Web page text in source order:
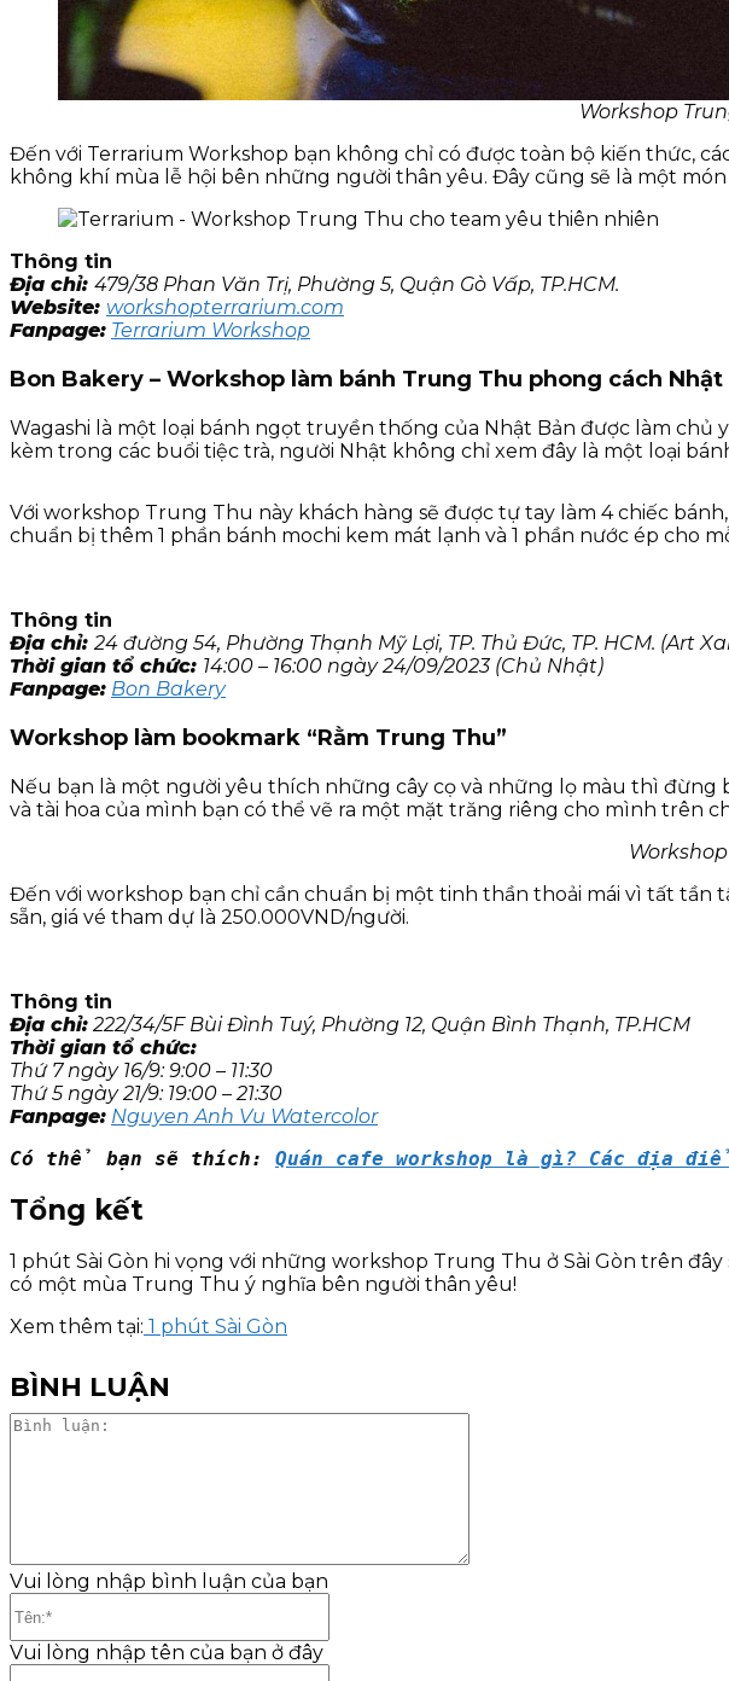
Workshop
Đến với Terrarium Workshop bạn không chỉ có được toàn bộ kiến thức,
không khí mùa lễ hội bên những người thân yêu. Đây cũng sẽ là một
Thông tin
Địa chỉ: 479/38 Phan Văn Trị, Phường 5, Quận Gò Vấp, TP.HCM.
Website: workshopterrarium.com
Fanpage: Terrarium Workshop
Bon Bakery – Workshop làm bánh Trung Thu phong cách Nhật
Wagashi là một loại bánh ngọt truyền thống của Nhật Bản được làm
kèm trong các buổi tiệc trà, người Nhật không chỉ xem đây là một loại
Với workshop Trung Thu này khách hàng sẽ được tự tay làm 4 chiếc
chuẩn bị thêm 1 phần bánh mochi kem mát lạnh và 1 phần nước ép cho
Thông tin
Địa chỉ:24 đường 54, Phường Thạnh Mỹ Lợi, TP. Thủ Đức, TP. HCM. (Art
Thời gian tổ chức: 14:00 – 16:00 ngày 24/09/2023 (Chủ Nhật)
Fanpage: Bon Bakery
Workshop làm bookmark “Rằm Trung Thu”
Nếu bạn là một người yêu thích những cây cọ và những lọ màu thì đừng
và tài hoa của mình bạn có thể vẽ ra một mặt trăng riêng cho mình trên
Đến với workshop bạn chỉ cần chuẩn bị một tinh thần thoải mái vì tất
sẵn, giá vé tham dự là 250.000VND/người.
Thông tin
Địa chỉ:222/34/5F Bùi Đình Tuý, Phường 12, Quận Bình Thạnh, TP.HCM
Thời gian tổ chức:
Thứ 7 ngày 16/9: 9:00 – 11:30
Thứ 5 ngày 21/9: 19:00 – 21:30
Fanpage: Nguyen Anh Vu Watercolor
Có thể bạn sẽ thích: Quán cafe workshop là gì? Các địa
Tổng kết
1 phút Sài Gòn hi vọng với những workshop Trung Thu ở Sài Gòn trên
có một mùa Trung Thu ý nghĩa bên người thân yêu!
Xem thêm tại: 1 phút Sài Gòn
BÌNH LUẬN
Vui lòng nhập bình luận của bạn
Vui lòng nhập tên của bạn ở đây